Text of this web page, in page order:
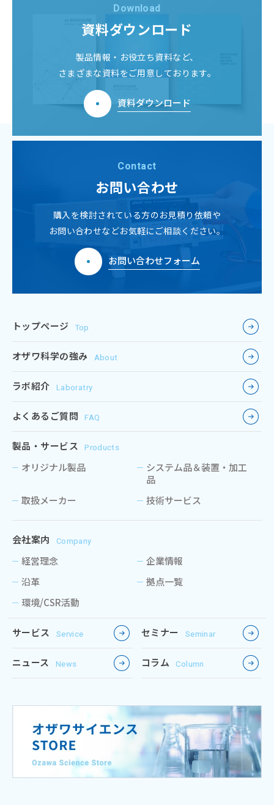
Download
資料ダウンロード
製品情報・お役立ち資料など、
さまざまな資料をご用意しております。
資料ダウンロード
Contact
お問い合わせ
購入を検討されている方のお見積り依頼や
お問い合わせなどお気軽にご相談ください。
お問い合わせフォーム
Top
トップページ
About
オザワ科学の強み
Laboratry
ラボ紹介
FAQ
よくあるご質問
Products
製品・サービス
オリジナル製品
システム品＆装置・加工
品
取扱メーカー
技術サービス
Company
会社案内
経営理念
企業情報
沿革
拠点一覧
環境/CSR活動
Service
サービス Seminar
セミナー
News
ニュース Column
コラム